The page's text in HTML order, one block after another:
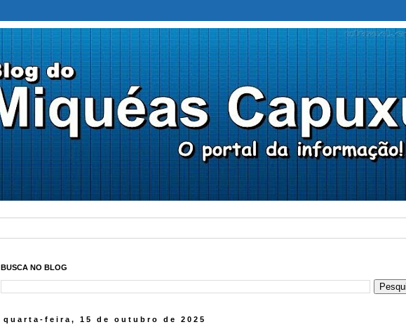
BUSCA NO BLOG
quarta-feira, 15 de outubro de 2025